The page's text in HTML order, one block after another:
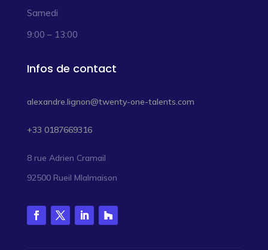
Samedi
9:00 – 13:00
Infos de contact
alexandre.lignon@twenty-one-talents.com
+33 0187669316
8 rue Adrien Cramail
92500 Rueil Mlalmaison